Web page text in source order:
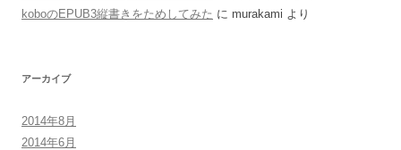
koboのEPUB3縦書きをためしてみた に murakami より
アーカイブ
2014年8月
2014年6月